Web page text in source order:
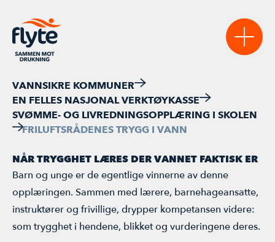
Sikre
VANNSIKRE KOMMUNER
NASJONAL VERKTØYKASSE
VANNTRYGGE BARNEHAGER
LAST NED MATERIELL
AKTUELT
STATISTIKK & RAPPORTER
REGISTERSTUDIET
Bidra
BLI MEDLEM
BLI SAMARBEIDSPARTNER
Møte
AKTIVITETSKALENDER
VANNSIKRE KOMMUNER
EN FELLES NASJONAL VERKTØYKASSE
SVØMME- OG LIVREDNINGSOPPLÆRING I SKOLEN
FRILUFTSRÅDENES TRYGG I VANN
NÅR TRYGGHET LÆRES DER VANNET FAKTISK ER
Barn og unge er de egentlige vinnerne av denne
opplæringen. Sammen med lærere, barnehageansatte,
instruktører og frivillige, drypper kompetansen videre:
som trygghet i hendene, blikket og vurderingene deres.